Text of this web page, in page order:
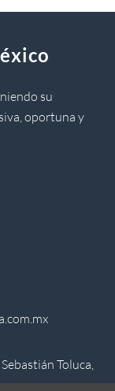
su
oportuna y
Toluca,